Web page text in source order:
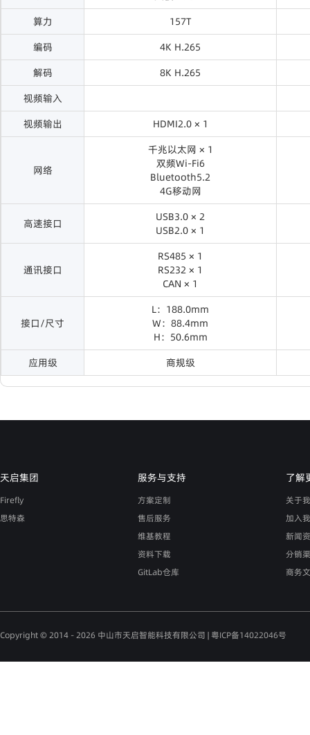
算力
157T
编码
4K H.265
解码
8K H.265
视频输入
视频输出
HDMI2.0 × 1
网络
千兆以太网 × 1
双频Wi-Fi6
Bluetooth5.2
4G移动网
高速接口
USB3.0 × 2
USB2.0 × 1
通讯接口
RS485 × 1
RS232 × 1
CAN × 1
接口/尺寸
L：188.0mm
W：88.4mm
H：50.6mm
应用级
商规级
天启集团
Firefly
思特森
服务与支持
方案定制
售后服务
维基教程
资料下载
GitLab仓库
了解
关于
加入
新闻
分销
商务
Copyright © 2014 - 2026 中山市天启智能科技有限公司 |粤ICP备14022046号